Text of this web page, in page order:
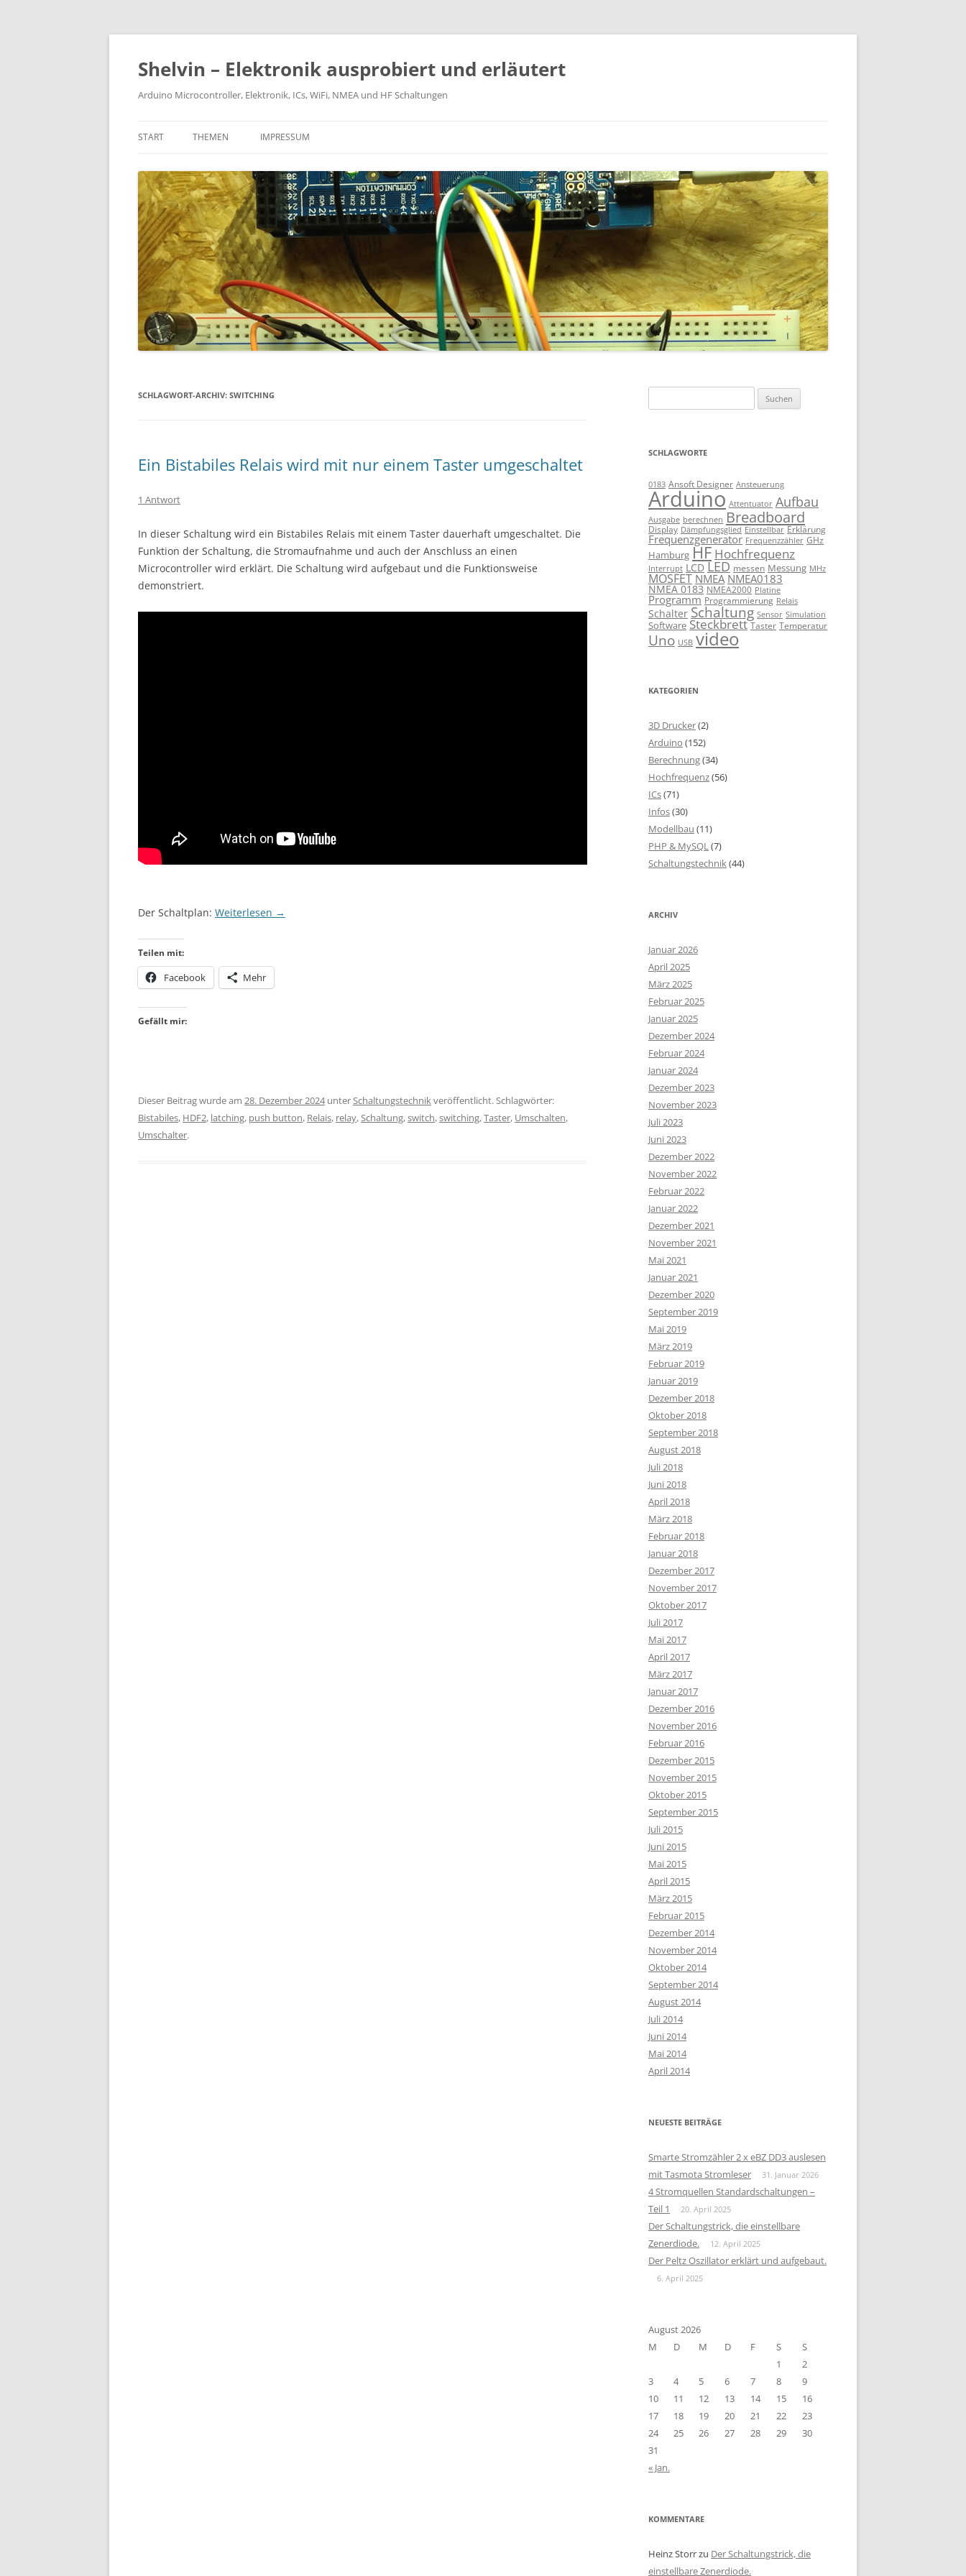
Zum
springen
Shelvin – Elektronik ausprobiert und erläutert
Arduino Microcontroller, Elektronik, ICs, WiFi, NMEA und HF Schaltungen
START THEMEN IMPRESSUM
SCHLAGWORT-ARCHIV: SWITCHING
Ein Bistabiles Relais wird mit nur einem Taster umgeschaltet
1 Antwort
In dieser Schaltung wird ein Bistabiles Relais mit einem Taster dauerhaft umgeschaltet. Die
Funktion der Schaltung, die Stromaufnahme und auch der Anschluss an einen
Microcontroller wird erklärt. Die Schaltung wird aufgebaut und die Funktionsweise
demonstriert.
Der Schaltplan: Weiterlesen →
Teilen mit:
Facebook Mehr
Gefällt mir:
Dieser Beitrag wurde am 28. Dezember 2024unterSchaltungstechnikveröffentlicht. Schlagwörter:
Bistabiles, HDF2, latching, push button, Relais, relay,Schaltung,switch,switching,Taster, Umschalten,
Umschalter.
nach:
SCHLAGWORTE
0183 Ansoft Designer Ansteuerung
Arduino Attentuator Aufbau
Ausgabe berechnen Breadboard
Display Dämpfungsglied Einstellbar Erklärung
Frequenzgenerator Frequenzzähler GHz
Hamburg HF Hochfrequenz
Interrupt LCD LED messen Messung MHz
MOSFET NMEA NMEA0183
NMEA 0183 NMEA2000 Platine
Programm Programmierung Relais
Schalter Schaltung Sensor Simulation
Software Steckbrett Taster Temperatur
Uno USB video
KATEGORIEN
3D Drucker(2)
Arduino (152)
Berechnung(34)
Hochfrequenz(56)
ICs(71)
Infos(30)
Modellbau (11)
PHP & MySQL(7)
Schaltungstechnik(44)
ARCHIV
Januar 2026
April 2025
März 2025
Februar 2025
Januar 2025
Dezember 2024
Februar 2024
Januar 2024
Dezember 2023
November 2023
Juli 2023
Juni 2023
Dezember 2022
November 2022
Februar 2022
Januar 2022
Dezember 2021
November 2021
Mai 2021
Januar 2021
Dezember 2020
September 2019
Mai 2019
März 2019
Februar 2019
Januar 2019
Dezember 2018
Oktober 2018
September 2018
August 2018
Juli 2018
Juni 2018
April 2018
März 2018
Februar 2018
Januar 2018
Dezember 2017
November 2017
Oktober 2017
Juli 2017
Mai 2017
April 2017
März 2017
Januar 2017
Dezember 2016
November 2016
Februar 2016
Dezember 2015
November 2015
Oktober 2015
September 2015
Juli 2015
Juni 2015
Mai 2015
April 2015
März 2015
Februar 2015
Dezember 2014
November 2014
Oktober 2014
September 2014
August 2014
Juli 2014
Juni 2014
Mai 2014
April 2014
NEUESTE BEITRÄGE
Smarte Stromzähler 2 x eBZ DD3 auslesen
mit Tasmota Stromleser
31. Januar 2026
4 Stromquellen Standardschaltungen –
Teil 1
20. April 2025
Der Schaltungstrick, die einstellbare
Zenerdiode.
12. April 2025
Der Peltz Oszillator erklärt und aufgebaut.
6. April 2025
August 2026
M
D M D F S
S
1
2
3
4 5 6 7 8
9
10
11 12 13 14 15
16
17
18 19 20 21 22
23
24
25 26 27 28 29
30
31
« Jan.
KOMMENTARE
Heinz Storrzu Der Schaltungstrick, die
einstellbare Zenerdiode.